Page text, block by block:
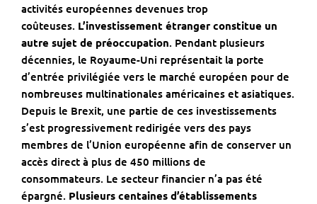
activités européennes devenues trop
coûteuses. L’investissement étranger constitue un
autre sujet de préoccupation. Pendant plusieurs
décennies, le Royaume-Uni représentait la porte
d’entrée privilégiée vers le marché européen pour de
nombreuses multinationales américaines et asiatiques.
Depuis le Brexit, une partie de ces investissements
s’est progressivement redirigée vers des pays
membres de l’Union européenne afin de conserver un
accès direct à plus de 450 millions de
consommateurs. Le secteur financier n’a pas été
épargné. Plusieurs centaines d’établissements